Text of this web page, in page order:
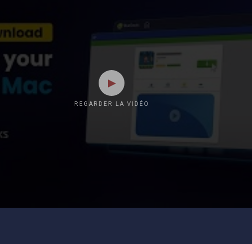
REGARDER LA VIDÉO